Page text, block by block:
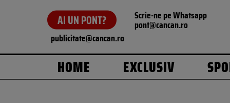
AI UN PONT? Scrie-ne pe Whatsapp
pont@cancan.ro
publicitate@cancan.ro
HOME EXCLUSIV